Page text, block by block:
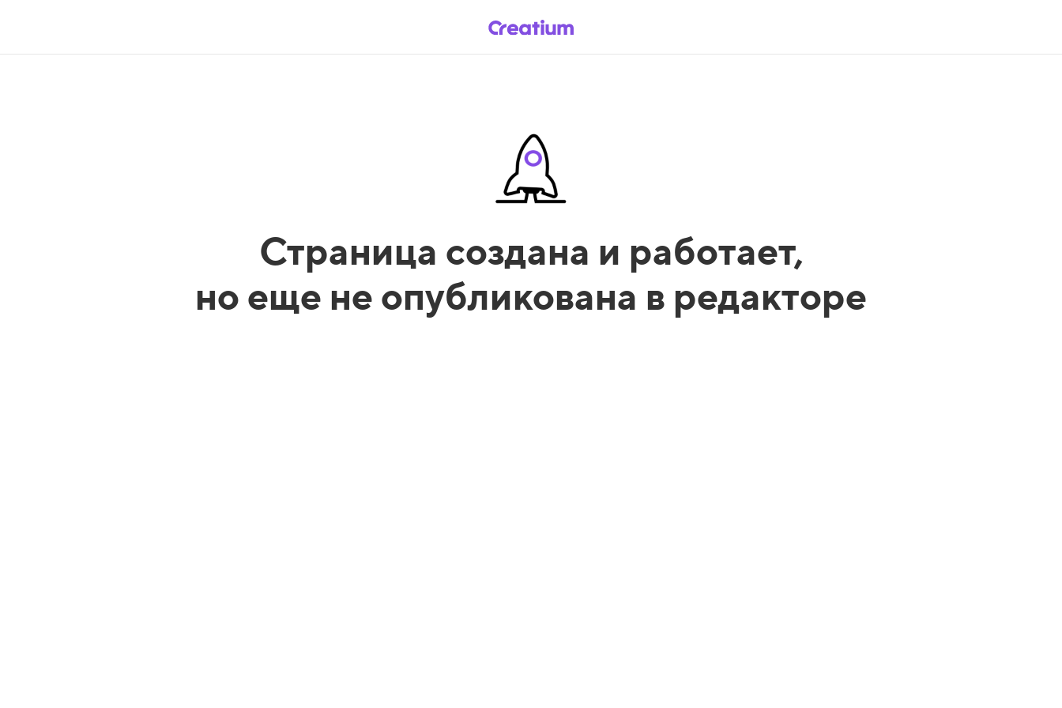
Страница создана и работает,
но еще не опубликована в редакторе